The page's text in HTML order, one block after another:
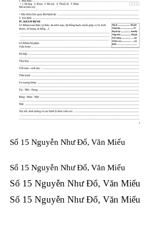
Số 15 Nguyễn Như Đổ, Văn Miếu
Số 15 Nguyễn Như Đổ, Văn Miếu​​​​
Số 15 Nguyễn Như Đổ, Văn Miếu​​​​
Số 15 Nguyễn Như Đổ, Văn Miếu​​​​